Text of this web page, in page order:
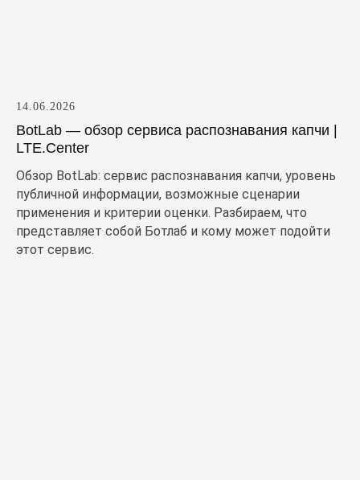
14.06.2026
BotLab — обзор сервиса распознавания капчи |
LTE.Center
Обзор BotLab: сервис распознавания капчи, уровень
публичной информации, возможные сценарии
применения и критерии оценки. Разбираем, что
представляет собой Ботлаб и кому может подойти
этот сервис.